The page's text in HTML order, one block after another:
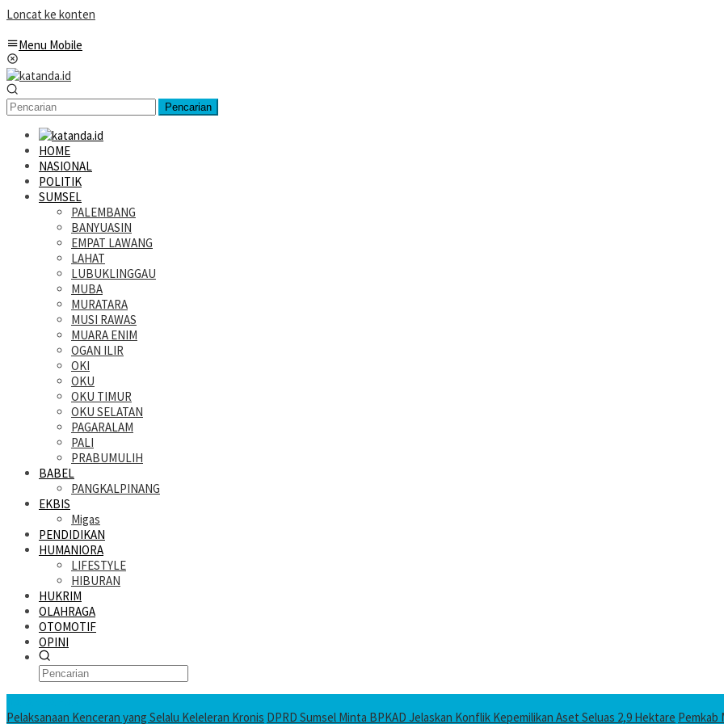
Loncat ke konten
Menu Mobile
Pencarian
HOME
NASIONAL
POLITIK
SUMSEL
PALEMBANG
BANYUASIN
EMPAT LAWANG
LAHAT
LUBUKLINGGAU
MUBA
MURATARA
MUSI RAWAS
MUARA ENIM
OGAN ILIR
OKI
OKU
OKU TIMUR
OKU SELATAN
PAGARALAM
PALI
PRABUMULIH
BABEL
PANGKALPINANG
EKBIS
Migas
PENDIDIKAN
HUMANIORA
LIFESTYLE
HIBURAN
HUKRIM
OLAHRAGA
OTOMOTIF
OPINI
Pelaksanaan Kenceran yang Selalu Keleleran Kronis DPRD Sumsel Minta BPKAD Jelaskan Konflik Kepemilikan Aset Seluas 2,9 Hektare Pemkab